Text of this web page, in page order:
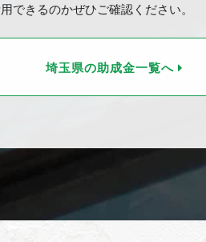
できるのかぜひご確認ください。
埼玉県の助成金一覧へ